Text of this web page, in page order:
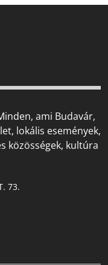
ami Budavár,
lokális események,
közösségek, kultúra
73.